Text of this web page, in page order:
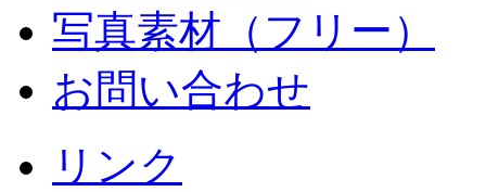
写真素材（フリー）
お問い合わせ
リンク